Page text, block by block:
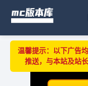
温馨提示：以下广告
推送，与本站及站